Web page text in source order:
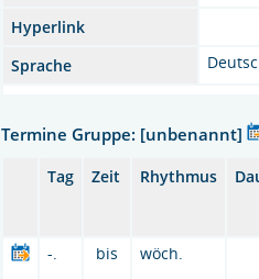
Hyperlink
Sprache
Termine Gruppe: [unbenannt]
Tag Zeit Rhythmus
-. bis wöch.